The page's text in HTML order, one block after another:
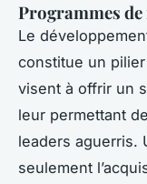
Programmes
Le
constitue un
visent à offrir un
leur permettant
leaders aguerris.
seulement